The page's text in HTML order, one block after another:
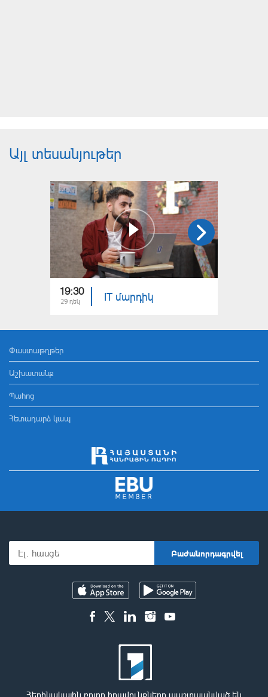
Այլ տեսանյութեր
19:30
29 դեկ IT մարդիկ
Փաստաթղթեր
Աշխատանք
Պահոց
Հետադարձ կապ
Հեղինակային բոլոր իրավունքները պաշտպանված են